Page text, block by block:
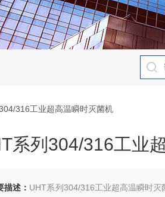
316工业超高温瞬时灭菌机
系列304/316工业
描述： UHT系列304/316工业超高温瞬时